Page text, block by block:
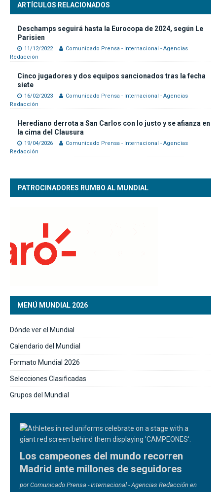
ARTÍCULOS RELACIONADOS
Deschamps seguirá hasta la Eurocopa de 2024, según Le
Parisien
11/12/2022
Comunicado Prensa - Internacional - Agencias
Redacción
Cinco jugadores y dos equipos sancionados tras la fecha
siete
16/02/2023
Comunicado Prensa - Internacional - Agencias
Redacción
Herediano derrota a San Carlos con lo justo y se afianza en
la cima del Clausura
19/04/2026
Comunicado Prensa - Internacional - Agencias
Redacción
PATROCINADORES RUMBO AL MUNDIAL
MENÚ MUNDIAL 2026
Dónde ver el Mundial
Calendario del Mundial
Formato Mundial 2026
Selecciones Clasificadas
Grupos del Mundial
Los campeones del mundo recorren
Madrid ante millones de seguidores
por Comunicado Prensa - Internacional - Agencias Redacción en